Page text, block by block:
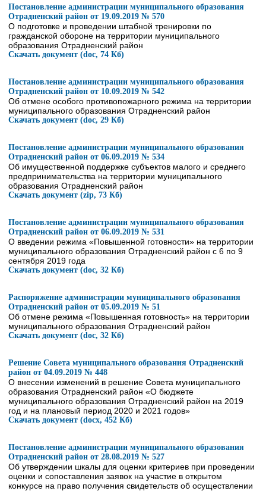
Постановление администрации муниципального образования
Отрадненский район от 19.09.2019 № 570
О подготовке и проведении штабной тренировки по
гражданской обороне на территории муниципального
образования Отрадненский район
Скачать документ (doc, 74 Кб)
Постановление администрации муниципального образования
Отрадненский район от 10.09.2019 № 542
Об отмене особого противопожарного режима на территории
муниципального образования Отрадненский район
Скачать документ (doc, 29 Кб)
Постановление администрации муниципального образования
Отрадненский район от 06.09.2019 № 534
Об имущественной поддержке субъектов малого и среднего
предпринимательства на территории муниципального
образования Отрадненский район
Скачать документ (zip, 73 Кб)
Постановление администрации муниципального образования
Отрадненский район от 06.09.2019 № 531
О введении режима «Повышенной готовности» на территории
муниципального образования Отрадненский район с 6 по 9
сентября 2019 года
Скачать документ (doc, 32 Кб)
Распоряжение администрации муниципального образования
Отрадненский район от 05.09.2019 № 51
Об отмене режима «Повышенная готовность» на территории
муниципального образования Отрадненский район
Скачать документ (doc, 32 Кб)
Решение Совета муниципального образования Отрадненский
район от 04.09.2019 № 448
О внесении изменений в решение Совета муниципального
образования Отрадненский район «О бюджете
муниципального образования Отрадненский район на 2019
год и на плановый период 2020 и 2021 годов»
Скачать документ (docx, 452 Кб)
Постановление администрации муниципального образования
Отрадненский район от 28.08.2019 № 527
Об утверждении шкалы для оценки критериев при проведении
оценки и сопоставления заявок на участие в открытом
конкурсе на право получения свидетельств об осуществлении